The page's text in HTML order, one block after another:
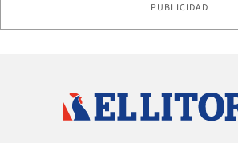
PUBLICIDAD